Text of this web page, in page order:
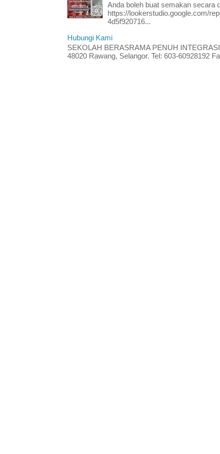
Anda boleh buat semakan secara
https://lookerstudio.google.com/
4d5f920716...
Hubungi Kami
SEKOLAH BERASRAMA PENUH
48020 Rawang, Selangor. Tel: 603-60928192